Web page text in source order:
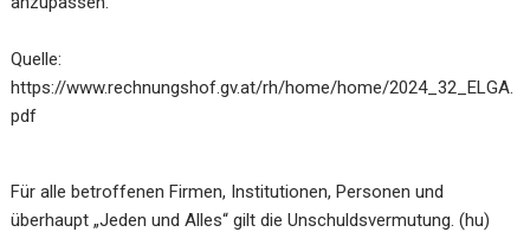
Quelle:
https://www.rechnungshof.gv.at/rh/home/home/2024_32_ELGA.
pdf
Für alle betroffenen Firmen, Institutionen, Personen und
überhaupt „Jeden und Alles“ gilt die Unschuldsvermutung. (hu)